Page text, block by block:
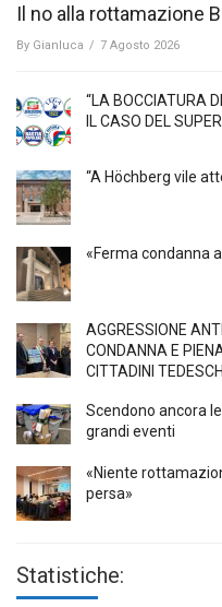
Il no alla rottamazione
By Gianluca / 7 Agosto 2026
“LA BOCCIATURA
IL CASO DEL
“A Höchberg vile
«Ferma condanna
AGGRESSIONE
CONDANNA E
CITTADINI
Scendono ancora
grandi eventi
«Niente
persa»
Statistiche: